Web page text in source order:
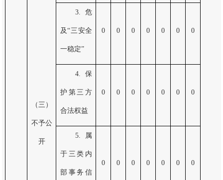
（三）
不予公
开
3.危
及“三安全
一稳定”
0 0 0 0 0 0 0
4.保
护第三方
合法权益
0 0 0 0 0 0 0
5.属
于三类内
部事务信
0 0 0 0 0 0 0